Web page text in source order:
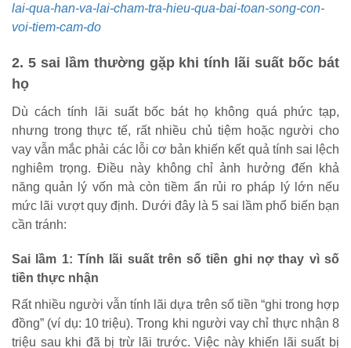
lai-qua-han-va-lai-cham-tra-hieu-qua-bai-toan-song-con-
voi-tiem-cam-do
2. 5 sai lầm thường gặp khi tính lãi suất bốc bát
họ
Dù cách tính lãi suất bốc bát họ không quá phức tạp,
nhưng trong thực tế, rất nhiều chủ tiệm hoặc người cho
vay vẫn mắc phải các lỗi cơ bản khiến kết quả tính sai lệch
nghiêm trọng. Điều này không chỉ ảnh hưởng đến khả
năng quản lý vốn mà còn tiềm ẩn rủi ro pháp lý lớn nếu
mức lãi vượt quy định. Dưới đây là 5 sai lầm phổ biến bạn
cần tránh:
Sai lầm 1: Tính lãi suất trên số tiền ghi nợ thay vì số
tiền thực nhận
Rất nhiều người vẫn tính lãi dựa trên số tiền “ghi trong hợp
đồng” (ví dụ: 10 triệu). Trong khi người vay chỉ thực nhận 8
triệu sau khi đã bị trừ lãi trước. Việc này khiến lãi suất bị